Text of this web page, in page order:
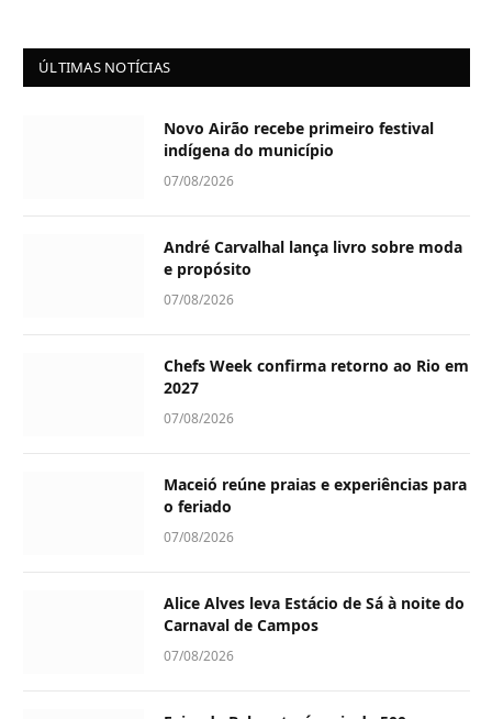
ÚLTIMAS NOTÍCIAS
Novo Airão recebe primeiro festival
indígena do município
07/08/2026
André Carvalhal lança livro sobre moda
e propósito
07/08/2026
Chefs Week confirma retorno ao Rio em
2027
07/08/2026
Maceió reúne praias e experiências para
o feriado
07/08/2026
Alice Alves leva Estácio de Sá à noite do
Carnaval de Campos
07/08/2026